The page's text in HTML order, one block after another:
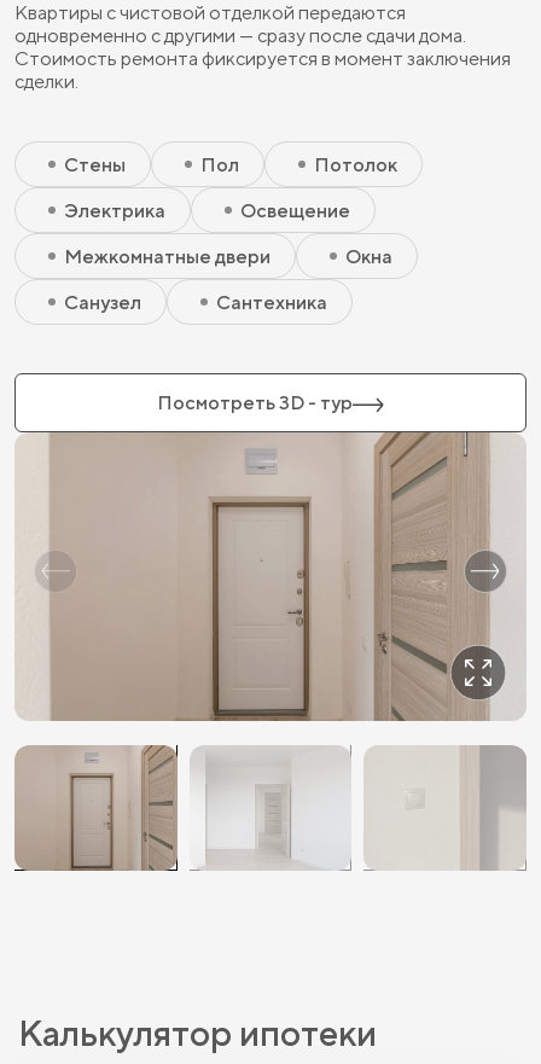
Квартиры с чистовой отделкой передаются
одновременно с другими — сразу после сдачи дома.
Стоимость ремонта фиксируется в момент заключения
сделки.
Скрытый элемент 2 - Чистовая базовая
Скрытый элемент 1 - Чистовая базовая
Стены
Пол
Потолок
Электрика
Освещение
Межкомнатные двери
Окна
Санузел
Сантехника
Посмотреть 3D - тур
Калькулятор ипотеки